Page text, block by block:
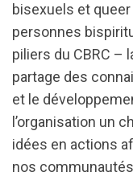
bisexuels et
personnes
piliers du CBRC –
partage des
et le
l’organisation un
idées en actions
nos